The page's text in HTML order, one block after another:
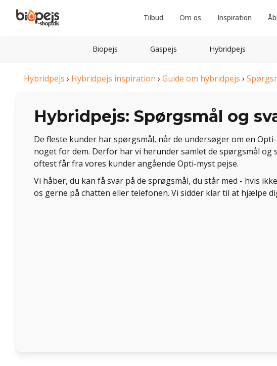
Tilbud Om os Inspiration
Biopejs Gaspejs Hybridpejs
Hybridpejs › Hybridpejs inspiration › Guide om hybridpejs ›
Hybridpejs: Spørgsmål og
De fleste kunder har spørgsmål, når de undersøger om en
noget for dem. Derfor har vi herunder samlet de spørgsmål og
oftest får fra vores kunder angående Opti-myst pejse.
Vi håber, du kan få svar på de sprøgsmål, du står med - hvis
os gerne på chatten eller telefonen. Vi sidder klar til at hjælpe